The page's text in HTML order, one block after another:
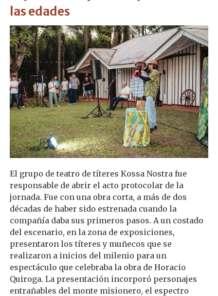
las edades
El grupo de teatro de títeres Kossa Nostra fue
responsable de abrir el acto protocolar de la
jornada. Fue con una obra corta, a más de dos
décadas de haber sido estrenada cuando la
compañía daba sus primeros pasos. A un costado
del escenario, en la zona de exposiciones,
presentaron los títeres y muñecos que se
realizaron a inicios del milenio para un
espectáculo que celebraba la obra de Horacio
Quiroga. La presentación incorporó personajes
entrañables del monte misionero, el espectro